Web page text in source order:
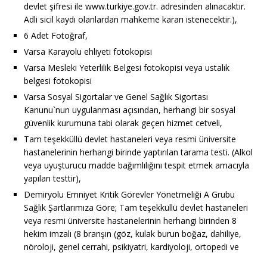
devlet şifresi ile www.turkiye.gov.tr. adresinden alınacaktır.
Adli sicil kaydı olanlardan mahkeme kararı istenecektir.),
6 Adet Fotoğraf,
Varsa Karayolu ehliyeti fotokopisi
Varsa Mesleki Yeterlilik Belgesi fotokopisi veya ustalık
belgesi fotokopisi
Varsa Sosyal Sigortalar ve Genel Sağlık Sigortası
Kanunu`nun uygulanması açısından, herhangi bir sosyal
güvenlik kurumuna tabi olarak geçen hizmet cetveli,
Tam teşekküllü devlet hastaneleri veya resmi üniversite
hastanelerinin herhangi birinde yaptırılan tarama testi. (Alkol
veya uyuşturucu madde bağımlılığını tespit etmek amacıyla
yapılan testtir),
Demiryolu Emniyet Kritik Görevler Yönetmeliği A Grubu
Sağlık Şartlarımıza Göre; Tam teşekküllü devlet hastaneleri
veya resmi üniversite hastanelerinin herhangi birinden 8
hekim imzalı (8 branşın (göz, kulak burun boğaz, dahiliye,
nöroloji, genel cerrahi, psikiyatri, kardiyoloji, ortopedi ve